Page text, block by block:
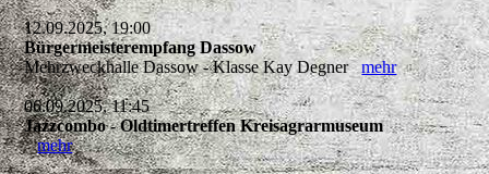
12.09.2025, 19:00
Bürgermeisterempfang Dassow
Mehrzweckhalle Dassow - Klasse Kay Degnermehr
06.09.2025, 11:45
Jazzcombo - Oldtimertreffen Kreisagrarmuseum
mehr